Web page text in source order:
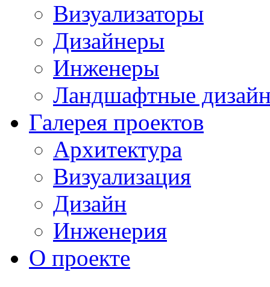
Визуализаторы
Дизайнеры
Инженеры
Ландшафтные
Галерея проектов
Архитектура
Визуализация
Дизайн
Инженерия
О проекте